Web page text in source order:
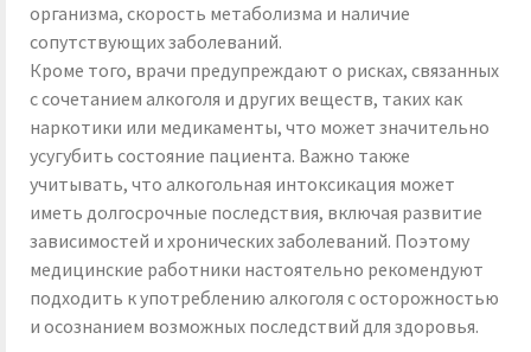
организма, скорость метаболизма и наличие
сопутствующих заболеваний.
Кроме того, врачи предупреждают о рисках, связанных
с сочетанием алкоголя и других веществ, таких как
наркотики или медикаменты, что может значительно
усугубить состояние пациента. Важно также
учитывать, что алкогольная интоксикация может
иметь долгосрочные последствия, включая развитие
зависимостей и хронических заболеваний. Поэтому
медицинские работники настоятельно рекомендуют
подходить к употреблению алкоголя с осторожностью
и осознанием возможных последствий для здоровья.